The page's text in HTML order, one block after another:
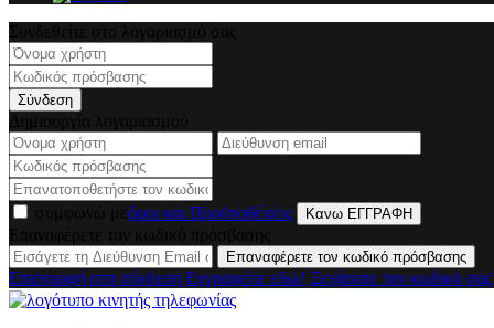
Σύνδεση
όροι και Προϋποθέσεις Κανω ΕΓΓΡΑΦΗ
Επαναφέρετε τον κωδικό πρόσβασης
Επιστροφή στη σύνδεση Εγγραφείτε εδώ! Ξεχάσατε τον κωδικό